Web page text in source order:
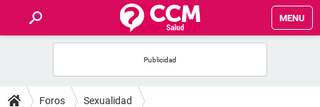
MENU
FOROS
Foros Sexualidad